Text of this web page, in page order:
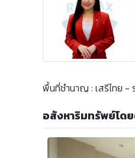
พื้นที่ชำนาญ : เสรีไทย -
อสังหาริมทรัพย์โด